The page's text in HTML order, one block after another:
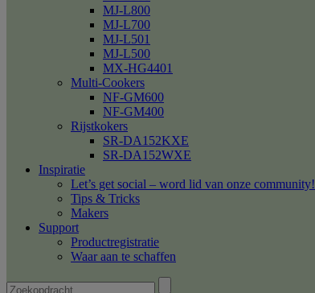
MJ-L800
MJ-L700
MJ-L501
MJ-L500
MX-HG4401
Multi-Cookers
NF-GM600
NF-GM400
Rijstkokers
SR-DA152KXE
SR-DA152WXE
Inspiratie
Let’s get social – word lid van onze community!
Tips & Tricks
Makers
Support
Productregistratie
Waar aan te schaffen